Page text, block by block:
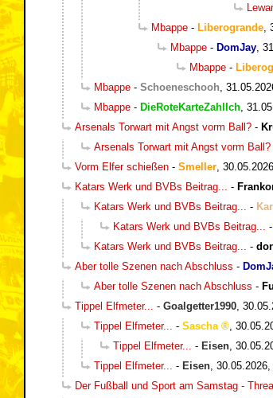
Mbappe - Liberogrande
Mbappe - DomJay
Mbappe -
Mbappe - Schoeneschooh
Mbappe - DieRoteKarteZahlIch
Arsenals Torwart mit Angst vorm Ball? -
Arsenals Torwart mit Angst vorm Ball?
Vorm Elfer schießen - Smeller
Katars Werk und BVBs Beitrag...
-
Katars Werk und BVBs Beitrag...
-
Katars Werk und BVBs Beitrag...
-
Katars Werk und BVBs Beitrag...
-
Aber tolle Szenen nach Abschluss -
Aber tolle Szenen nach Abschluss -
Tippel Elfmeter...
- Goalgetter1990
Tippel Elfmeter...
- Sascha
Tippel Elfmeter...
- Eisen
Tippel Elfmeter...
- Eisen
Der Fußball und Sport am Samstag -